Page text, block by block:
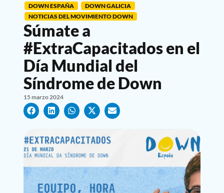
DOWN ESPAÑA
DOWN GALICIA
NOTICIAS DEL MOVIMIENTO DOWN
Súmate a
#ExtraCapacitados en el
Día Mundial del
Síndrome de Down
15 marzo 2024